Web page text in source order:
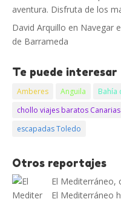
aventura. Disfruta de los
David Arquillo en Navegar
de Barrameda
Te puede interesar
Amberes Anguila Bahía
chollo viajes baratos Canarias
escapadas Toledo
Otros reportajes
El Mediterráneo,
El Mediterráneo